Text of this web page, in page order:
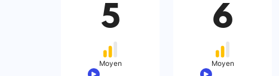
5
Moyen
6
Moyen